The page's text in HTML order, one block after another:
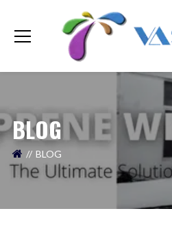
BLOG
BLOG